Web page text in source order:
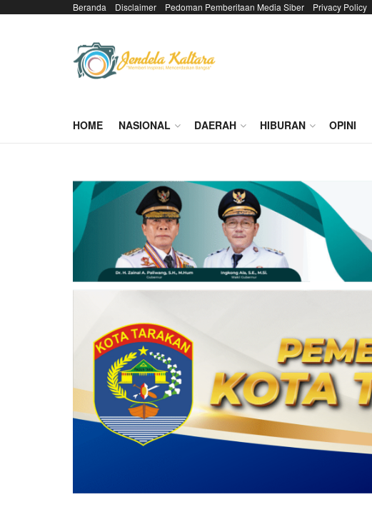
Beranda Disclaimer Pedoman Pemberitaan Media Siber Privacy Policy
HOME NASIONAL DAERAH HIBURAN OPINI